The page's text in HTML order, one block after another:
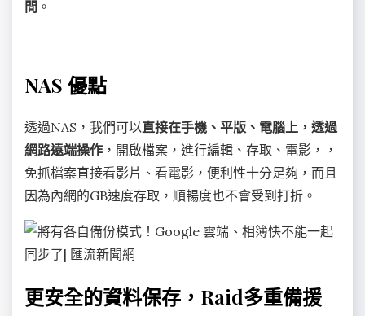
間 。
NAS 優點
透過NAS，我們可以直接在手機、平版、電腦上，透過
網路遠端操作 ，開啟檔案，進行編輯、存取、電影，，
免抓檔案直接看影片、看電影，便利性十分足夠，而且
因為內網的GB速度存取，順暢度也不會受到打折。
更安全的資料保存，Raid多重備援